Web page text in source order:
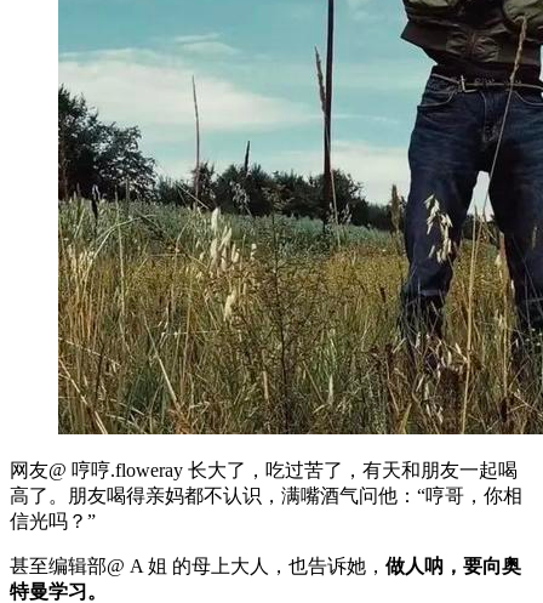
网友@ 哼哼.floweray 长大了，吃过苦了，有天和朋友一起喝
高了。朋友喝得亲妈都不认识，满嘴酒气问他：“哼哥，你相
信光吗？”
甚至编辑部@ A 姐 的母上大人，也告诉她， 做人呐，要向奥
特曼学习。